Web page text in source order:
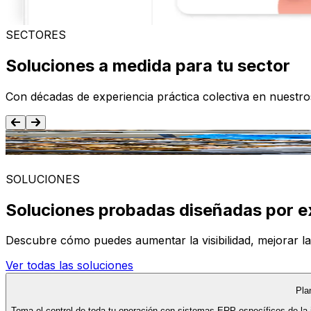
SECTORES
Soluciones a medida para tu sector
Con décadas de experiencia práctica colectiva en
Alimentación y Bebida
SOLUCIONES
Soluciones probadas diseñadas por
Descubre cómo puedes aumentar la visibilidad, mejorar
Ver todas las soluciones